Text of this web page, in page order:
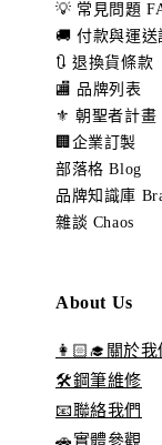
💡 常見問題
🚚 付款與運送
🔃 退換貨條款
🏬 品牌列表
⚜️ 朝聖者計畫
🏢企業訂製
部落格 Blog
品牌知識庫
雜談 Chaos
About Us
👩🏻‍🎓關於我
🛠️鋼筆維修
📧聯絡我們
🚗實體參觀